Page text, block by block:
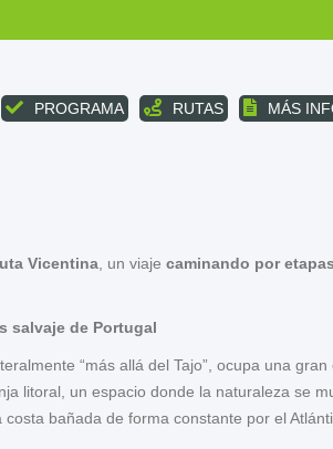
PROGRAMA RUTAS MÁS
Vicentina , un viaje caminando por etapas
salvaje de Portugal
“más allá del Tajo”, ocupa una
litoral, un espacio donde la naturaleza se
bañada de forma constante por el